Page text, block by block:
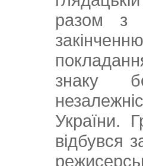
разом з
знаку
України.
відбувся